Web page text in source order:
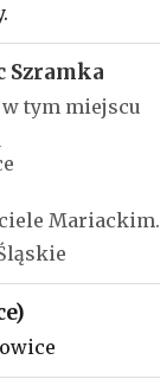
Szramka
tym miejscu
Mariackim.